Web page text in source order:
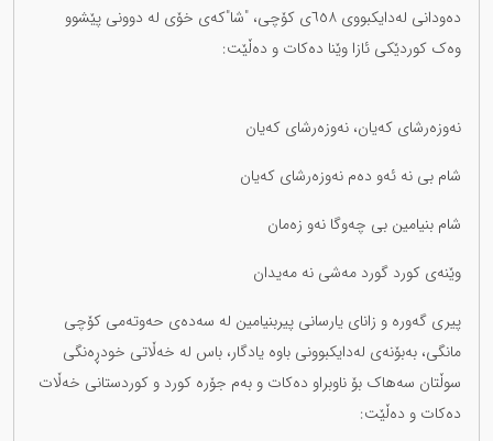
دەودانی لەدایکبووی ٦٥٨ی کۆچی، "شا"کەی خۆی لە دوونی پێشوو
وەک کوردێکی ئازا وێنا دەکات و دەڵێت:
نەوزەرشای کەیان، نەوزەرشای کەیان
شام بی نە ئەو دەم نەوزەرشای کەیان
شام بنیامین بی چەوگا نەو زەمان
وێنەی کورد گورد مەشی نە مەیدان
پیری گەورە و زانای یارسانی پیربنیامین لە سەدەی حەوتەمی کۆچی
مانگی، بەبۆنەی لەدایکبوونی باوە یادگار، باس لە خەڵاتی خودڕەنگی
سوڵتان سەهاک بۆ ناوبراو دەکات و بەم جۆرە کورد و کوردستانی خەڵات
دەکات و دەڵێت: